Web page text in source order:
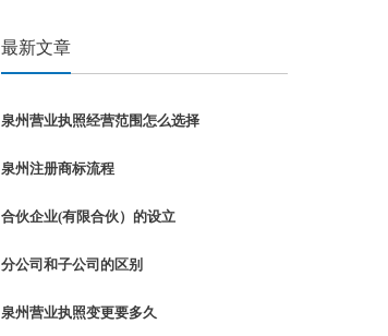
最新文章
泉州营业执照经营范围怎么选择
泉州注册商标流程
合伙企业(有限合伙）的设立
分公司和子公司的区别
泉州营业执照变更要多久